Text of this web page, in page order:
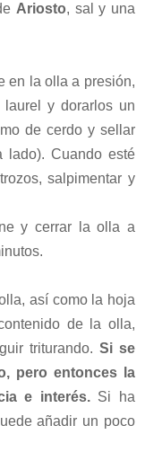
Ariosto, sal y una
en la olla a presión,
y dorarlos un
de cerdo y sellar
lado). Cuando esté
salpimentar y
y cerrar la olla a
así como la hoja
de la olla,
triturando. Si se
pero entonces la
e interés.Si ha
añadir un poco